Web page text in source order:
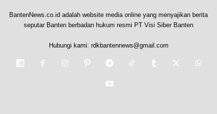
BantenNews.co.id adalah website media online yang menyajikan berita
seputar Banten berbadan hukum resmi PT Visi Siber Banten
Hubungi kami: rdkbantennews@gmail.com